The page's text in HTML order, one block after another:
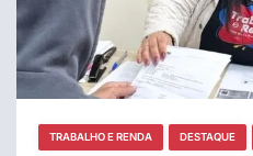
TRABALHO E RENDA DESTAQUE